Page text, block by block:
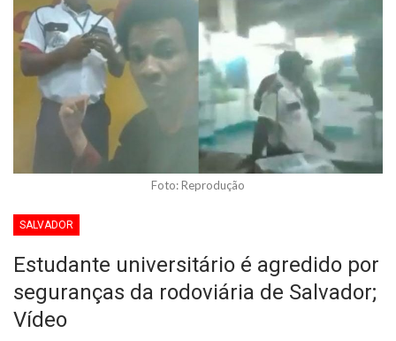
Foto: Reprodução
SALVADOR
Estudante universitário é agredido por
seguranças da rodoviária de Salvador;
Vídeo